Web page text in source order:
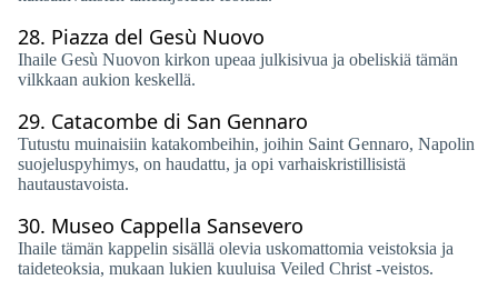
28. Piazza del Gesù Nuovo
Ihaile Gesù Nuovon kirkon upeaa julkisivua ja obeliskiä tämän
vilkkaan aukion keskellä.
29. Catacombe di San Gennaro
Tutustu muinaisiin katakombeihin, joihin Saint Gennaro, Napolin
suojeluspyhimys, on haudattu, ja opi varhaiskristillisistä
hautaustavoista.
30. Museo Cappella Sansevero
Ihaile tämän kappelin sisällä olevia uskomattomia veistoksia ja
taideteoksia, mukaan lukien kuuluisa Veiled Christ -veistos.